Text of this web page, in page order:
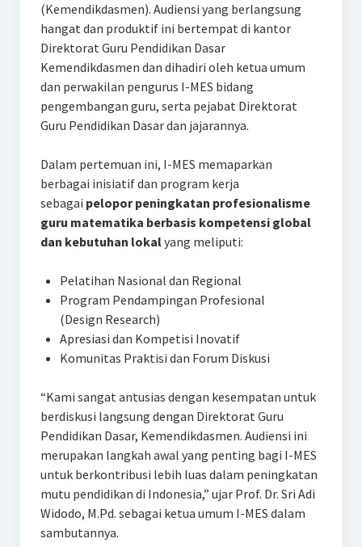
(Kemendikdasmen). Audiensi yang berlangsung
hangat dan produktif ini bertempat di kantor
Direktorat Guru Pendidikan Dasar
Kemendikdasmen dan dihadiri oleh ketua umum
dan perwakilan pengurus I-MES bidang
pengembangan guru, serta pejabat Direktorat
Guru Pendidikan Dasar dan jajarannya.
Dalam pertemuan ini, I-MES memaparkan
berbagai inisiatif dan program kerja
sebagai pelopor peningkatan profesionalisme
guru matematika berbasis kompetensi global
dan kebutuhan lokalyang meliputi:
Pelatihan Nasional dan Regional
Program Pendampingan Profesional
(Design Research)
Apresiasi dan Kompetisi Inovatif
Komunitas Praktisi dan Forum Diskusi
“Kami sangat antusias dengan kesempatan untuk
berdiskusi langsung dengan Direktorat Guru
Pendidikan Dasar, Kemendikdasmen. Audiensi ini
merupakan langkah awal yang penting bagi I-MES
untuk berkontribusi lebih luas dalam peningkatan
mutu pendidikan di Indonesia,” ujar Prof. Dr. Sri Adi
Widodo, M.Pd. sebagai ketua umum I-MES dalam
sambutannya.